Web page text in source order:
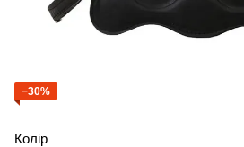
−30%
Колір